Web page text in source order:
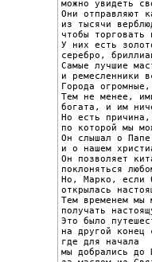
можно увидеть
Они отправляют
из тысячи
чтобы
У них есть
серебро,
Самые лучшие
и ремесленники
Города
Тем не менее,
богата, и им
Но есть причина,
по которой мы
Он слышал о Папе
и о нашем
Он позволяет
поклоняться
Но, Марко, если
открылась
Тем временем мы
получать
Это было
на другой конец
где для начала
мы добрались до